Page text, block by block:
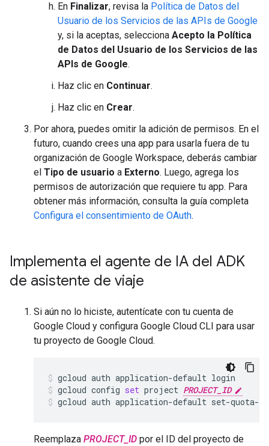
En Finalizar, revisa la Política de Datos del
Usuario de los Servicios de las APIs de Google
y, si la aceptas, selecciona Acepto la Política
de Datos del Usuario de los Servicios de las
APIs de Google.
Haz clic en Continuar.
Haz clic en Crear.
Por ahora, puedes omitir la adición de permisos. En el
futuro, cuando crees una app para usarla fuera de tu
organización de Google Workspace, deberás cambiar
el Tipo de usuario a Externo. Luego, agrega los
permisos de autorización que requiere tu app. Para
obtener más información, consulta la guía completa
Configura el consentimiento de OAuth.
Implementa el agente de IA del ADK
de asistente de viaje
Si aún no lo hiciste, autentícate con tu cuenta de
Google Cloud y configura Google Cloud CLI para usar
tu proyecto de Google Cloud.
gcloud auth application-default login
gcloud config set project PROJECT_ID
gcloud auth application-default set-quota-
Reemplaza PROJECT_ID por el ID del proyecto de